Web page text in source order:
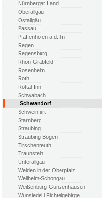
Nürnberger Land
Oberallgäu
Ostallgäu
Passau
Pfaffenhofen a.d.Ilm
Regen
Regensburg
Rhön-Grabfeld
Rosenheim
Roth
Rottal-Inn
Schwabach
Schwandorf
Schweinfurt
Starnberg
Straubing
Straubing-Bogen
Tirschenreuth
Traunstein
Unterallgäu
Weiden in der Oberpfalz
Weilheim-Schongau
Weißenburg-Gunzenhausen
Wunsiedel i.Fichtelgebirge